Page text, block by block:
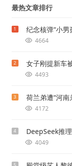
最热文章排行
1 纪念核弹“小
4664
2 女子刚提新车
4493
3 荷兰弟遭“河
4172
4 DeepSeek推
4049
5